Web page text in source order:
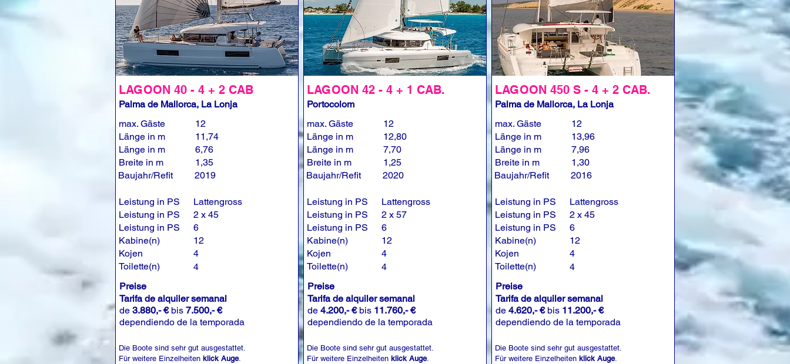
LAGOON 40 - 4 + 2 CAB
Palma de Mallorca, La Lonja
max. Gäste
Länge in m
Länge in m
Breite in m
Baujahr/Refit
Leistung in PS
Leistung in PS
Leistung in PS
Kabine(n)
Kojen
Toilette(n)
12
11,74
6,76
1,35
2019
Lattengross
2 x 45
6
12
4
4
Preise
Tarifa de alquiler semanal
de 3.880,- €bis 7.500,- €
dependiendo de la temporada
Die Boote sind sehr gut ausgestattet.
Für weitere Einzelheiten klick Auge.
LAGOON 42 - 4 + 1 CAB.
Portocolom
max. Gäste
Länge in m
Länge in m
Breite in m
Baujahr/Refit
Leistung in PS
Leistung in PS
Leistung in PS
Kabine(n)
Kojen
Toilette(n)
12
12,80
7,70
1,25
2020
Lattengross
2 x 57
6
12
4
4
Preise
Tarifa de alquiler semanal
de 4.200,- €bis 11.760,- €
dependiendo de la temporada
Die Boote sind sehr gut ausgestattet.
Für weitere Einzelheiten klick Auge.
LAGOON 450 S - 4 + 2 CAB.
Palma de Mallorca, La Lonja
max. Gäste
Länge in m
Länge in m
Breite in m
Baujahr/Refit
Leistung in PS
Leistung in PS
Leistung in PS
Kabine(n)
Kojen
Toilette(n)
12
13,96
7,96
1,30
2016
Lattengross
2 x 45
6
12
4
4
Preise
Tarifa de alquiler semanal
de 4.620,- €bis 11.200,- €
dependiendo de la temporada
Die Boote sind sehr gut ausgestattet.
Für weitere Einzelheiten klick Auge.